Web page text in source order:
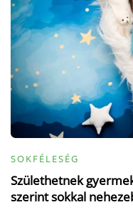
SOKFÉLESÉG
Születhetnek
szerint sokkal